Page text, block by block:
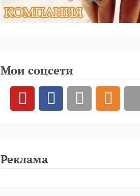
Мои соцсети
Реклама